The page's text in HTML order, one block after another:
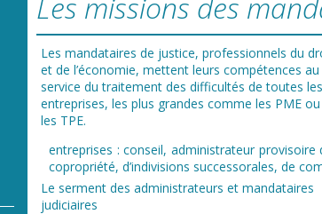
Les mandataires de justice, professionnels du
et de l’économie, mettent leurs compétences au
service du traitement des difficultés de toutes les
entreprises, les plus grandes comme les PME ou
les TPE.
entreprises : conseil, administrateur
copropriété, d’indivisions successorales, de
Le serment des administrateurs et mandataires
judiciaires